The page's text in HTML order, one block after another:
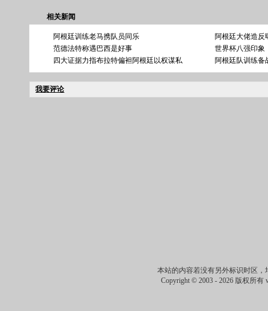
相关新闻
阿根廷训练老马携队员同乐
阿根廷大佬造反
范德法特称遇巴西是好事
世界杯八强印象
四大证据力指布拉特偏袒阿根廷以权谋私
阿根廷队训练备
我要评论
本站的内容若没有另外标识时区，
Copyright © 2003 -2026 版权所有